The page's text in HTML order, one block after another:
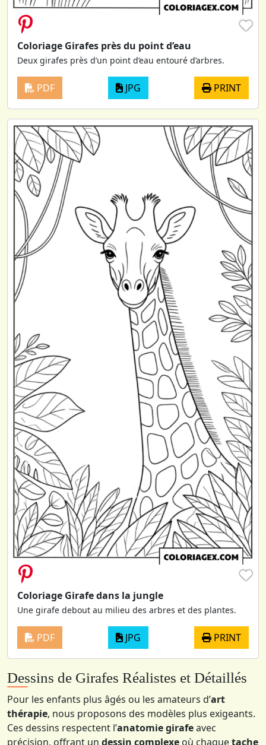
♥
Coloriage Girafes près du point d’eau
Deux girafes près d’un point d’eau entouré d’arbres.
PDF JPG PRINT
♥
Coloriage Girafe dans la jungle
Une girafe debout au milieu des arbres et des plantes.
PDF JPG PRINT
Dessins de Girafes Réalistes et Détaillés
Pour les enfants plus âgés ou les amateurs d’art
thérapie, nous proposons des modèles plus exigeants.
Ces dessins respectent l’anatomie girafeavec
précision, offrant un dessin complexe où chaquetache